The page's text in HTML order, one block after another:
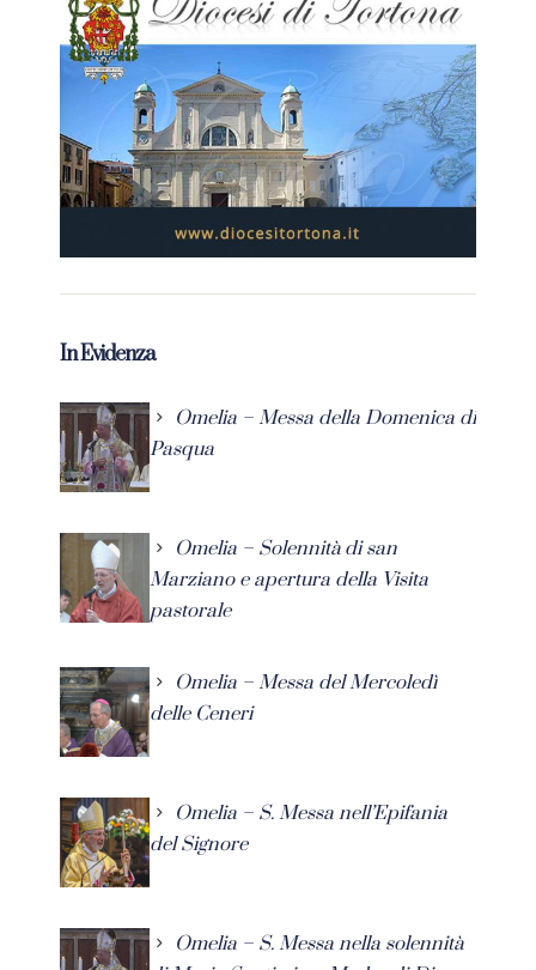
In Evidenza
Omelia – Messa della Domenica di
Pasqua
Omelia – Solennità di san
Marziano e apertura della Visita
pastorale
Omelia – Messa del Mercoledì
delle Ceneri
Omelia – S. Messa nell’Epifania
del Signore
Omelia – S. Messa nella solennità